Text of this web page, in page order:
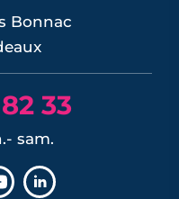
Bonnac
33
sam.